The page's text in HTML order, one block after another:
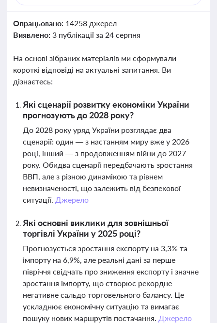
Опрацьовано: 14258 джерел
Виявлено: 3 публікації за 24 серпня
На основі зібраних матеріалів ми сформували
короткі відповіді на актуальні запитання. Ви
дізнаєтесь:
Які сценарії розвитку економіки України
прогнозують до 2028 року?
До 2028 року уряд України розглядає два
сценарії: один — з настанням миру вже у 2026
році, інший — з продовженням війни до 2027
року. Обидва сценарії передбачають зростання
ВВП, але з різною динамікою та рівнем
невизначеності, що залежить від безпекової
ситуації. Джерело
Які основні виклики для зовнішньої
торгівлі України у 2025 році?
Прогнозується зростання експорту на 3,3% та
імпорту на 6,9%, але реальні дані за перше
півріччя свідчать про зниження експорту і значне
зростання імпорту, що створює рекордне
негативне сальдо торговельного балансу. Це
ускладнює економічну ситуацію та вимагає
пошуку нових маршрутів постачання. Джерело